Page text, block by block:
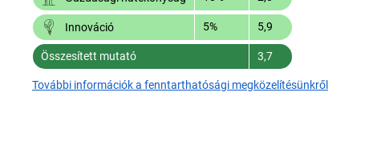
Innováció 5% 5,9
Összesített mutató 3,7
További információk a fenntarthatósági megközelítésünkről